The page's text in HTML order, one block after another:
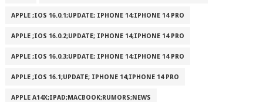
APPLE ;IOS 16.0.1;UPDATE; IPHONE 14;IPHONE 14 PRO
APPLE ;IOS 16.0.2;UPDATE; IPHONE 14;IPHONE 14 PRO
APPLE ;IOS 16.0.3;UPDATE; IPHONE 14;IPHONE 14 PRO
APPLE ;IOS 16.1;UPDATE; IPHONE 14;IPHONE 14 PRO
APPLE A14X;IPAD;MACBOOK;RUMORS;NEWS